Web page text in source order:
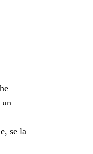
un
se la